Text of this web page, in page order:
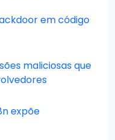
em código
maliciosas que
expõe